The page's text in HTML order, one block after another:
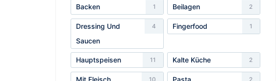
Backen 1 Beilagen 2
Dressing Und
Saucen
4 Fingerfood 1
Hauptspeisen 11 Kalte Küche 2
10 2